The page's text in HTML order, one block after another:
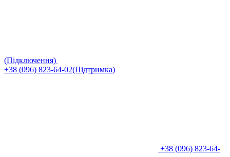
(Підключення)
+38 (096) 823-64-02(Підтримка)
+38 (096) 823-64-